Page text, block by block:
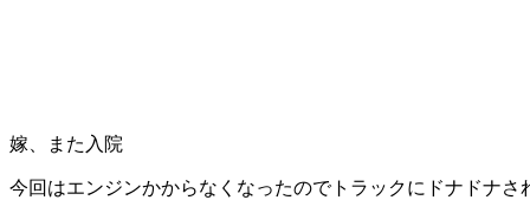
嫁、また入院
今回はエンジンかからなくなったのでトラックにドナドナ